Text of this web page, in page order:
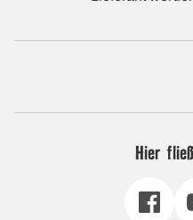
Hier